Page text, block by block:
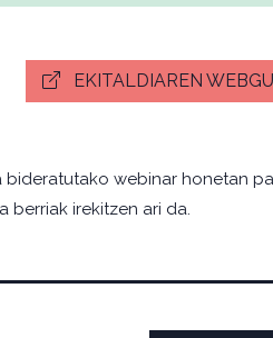
EKITALDIAREN
bideratutako webinar
berriak irekitzen ari da.